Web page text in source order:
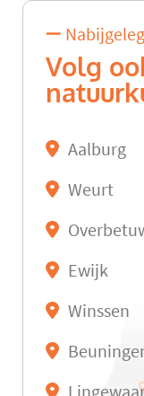
Volg
Aalburg
Weurt
Ewijk
Winssen